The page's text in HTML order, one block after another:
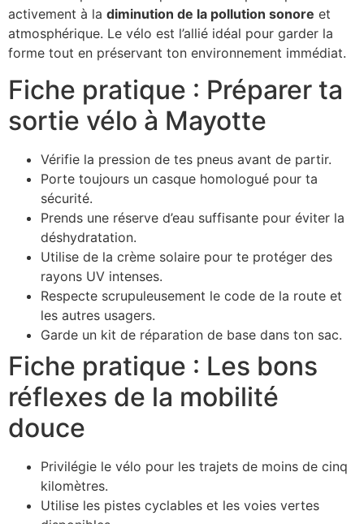
activement à la diminution de la pollution sonore et
atmosphérique. Le vélo est l’allié idéal pour garder la
forme tout en préservant ton environnement immédiat.
Fiche pratique : Préparer ta
sortie vélo à Mayotte
Vérifie la pression de tes pneus avant de partir.
Porte toujours un casque homologué pour ta
sécurité.
Prends une réserve d’eau suffisante pour éviter la
déshydratation.
Utilise de la crème solaire pour te protéger des
rayons UV intenses.
Respecte scrupuleusement le code de la route et
les autres usagers.
Garde un kit de réparation de base dans ton sac.
Fiche pratique : Les bons
réflexes de la mobilité
douce
Privilégie le vélo pour les trajets de moins de cinq
kilomètres.
Utilise les pistes cyclables et les voies vertes